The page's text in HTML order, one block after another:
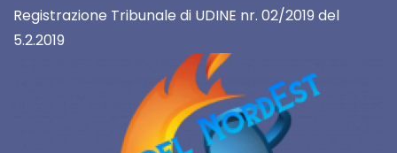
Registrazione Tribunale di UDINE nr. 02/2019 del
5.2.2019